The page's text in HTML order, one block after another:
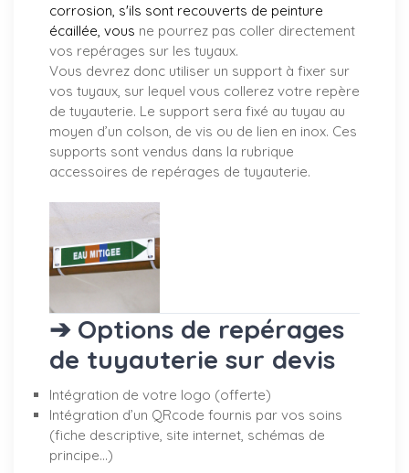
corrosion, s'ils sont recouverts de peinture
écaillée, vous ne pourrez pas coller directement
vos repérages sur les tuyaux.
Vous devrez donc utiliser un support à fixer sur
vos tuyaux, sur lequel vous collerez votre repère
de tuyauterie. Le support sera fixé au tuyau au
moyen d’un colson, de vis ou de lien en inox. Ces
supports sont vendus dans la rubrique
accessoires de repérages de tuyauterie.
➔ Options de repérages
de tuyauterie sur devis
Intégration de votre logo (offerte)
Intégration d’un QRcode fournis par vos soins
(fiche descriptive, site internet, schémas de
principe…)